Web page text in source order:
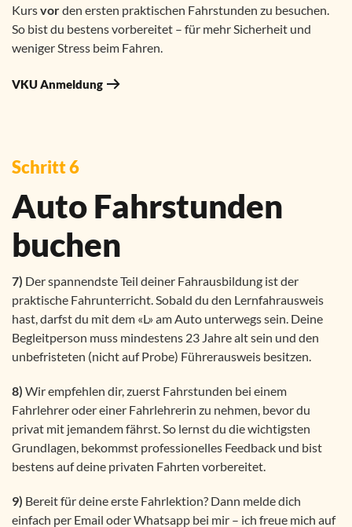
Kursvorden ersten praktischen Fahrstunden zu besuchen.
So bist du bestens vorbereitet – für mehr Sicherheit und
weniger Stress beim Fahren.
VKU Anmeldung
Schritt 6
Auto Fahrstunden
buchen
7) Der spannendste Teil deiner Fahrausbildung ist der
praktische Fahrunterricht. Sobald du den Lernfahrausweis
hast, darfst du mit dem «L» am Auto unterwegs sein. Deine
Begleitperson muss mindestens 23 Jahre alt sein und den
unbefristeten (nicht auf Probe) Führerausweis besitzen.
8) Wir empfehlen dir, zuerst Fahrstunden bei einem
Fahrlehrer oder einer Fahrlehrerin zu nehmen, bevor du
privat mit jemandem fährst. So lernst du die wichtigsten
Grundlagen, bekommst professionelles Feedback und bist
bestens auf deine privaten Fahrten vorbereitet.
9) Bereit für deine erste Fahrlektion? Dann melde dich
einfach per Email oder Whatsapp bei mir – ich freue mich auf